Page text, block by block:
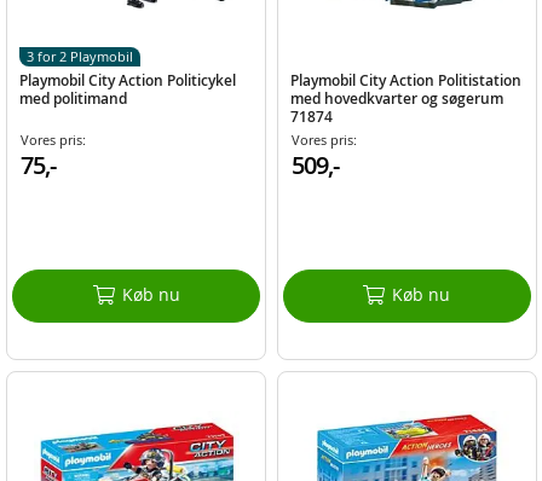
Playmobil City Action Politicykel
med politimand
Vores pris:
75,-
Køb nu
3 for 2 Playmobil
Playmobil City Action Politistation
med hovedkvarter og søgerum
71874
Vores pris:
509,-
Køb nu